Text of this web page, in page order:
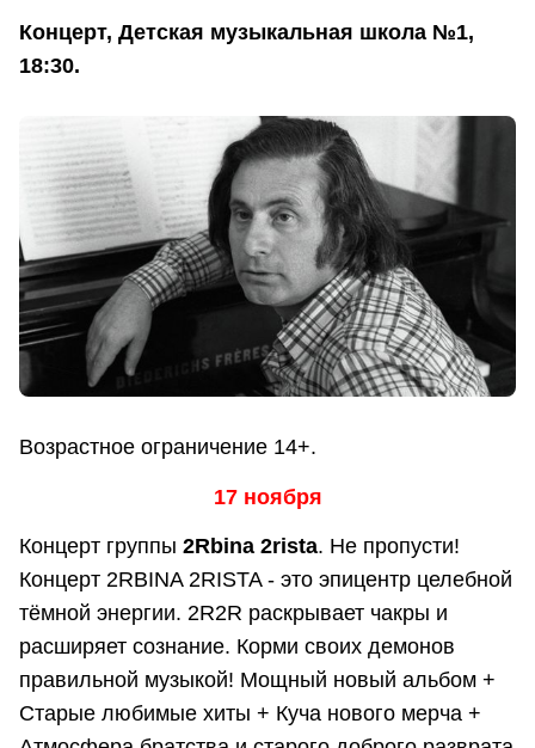
Концерт, Детская музыкальная школа №1,
18:30.
Возрастное ограничение 14+.
17 ноября
Концерт группы 2Rbina 2ristа. Не пропусти!
Концерт 2RBINA 2RISTA - это эпицентр целебной
тёмной энергии. 2R2R раскрывает чакры и
расширяет сознание. Корми своих демонов
правильной музыкой! Мощный новый альбом +
Старые любимые хиты + Куча нового мерча +